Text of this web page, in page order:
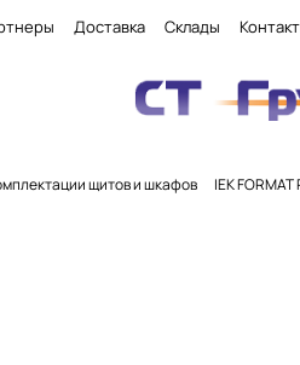
Доставка Склады
щитов и шкафов IEK